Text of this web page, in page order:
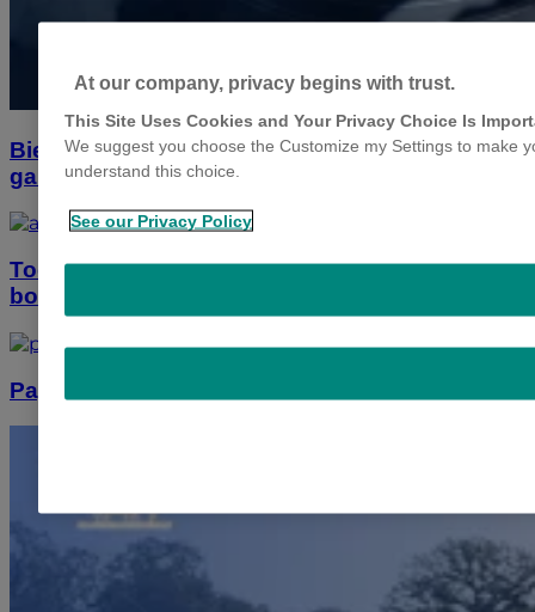
Bienestar animal: la ética detrás de una
ganadería exitosa
Todo sobre antiparasitarios externos para
bovinos
Papilomatosis en bovinos
At our company, privacy begins with trust.
This Site Uses Cookies and Your Privacy Choice Is
We suggest you choose the Customize my Settings to make
understand this choice.
See our Privacy Policy